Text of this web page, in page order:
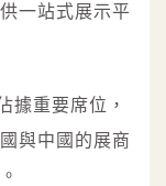
一站式展示平
據重要席位，
與中國的展商